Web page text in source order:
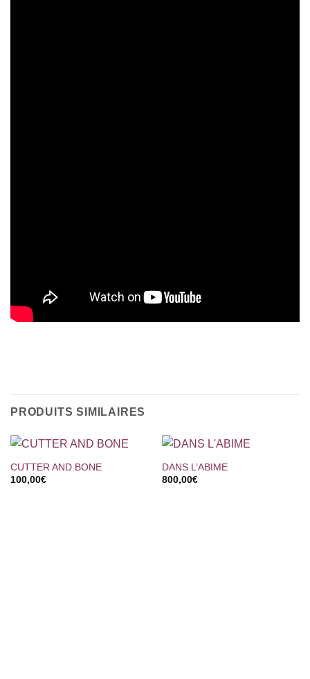
PRODUITS SIMILAIRES
CUTTER AND BONE
100,00€
DANS L’ABIME
800,00€